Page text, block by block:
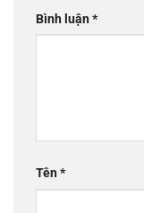
Bình luận*
Tên*